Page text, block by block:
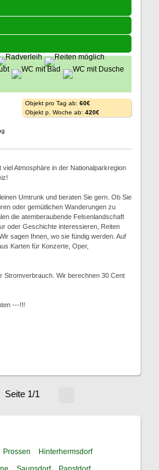
Objekt pro Tag ab: 60€
Objekt p. Woche ab: 420€
Atmosphäre in der Nationalparkregion
Umtrunk und beraten Sie gern. Ob Sie
oder gemütlichen Wanderungen zu
die atemberaubende Felsenlandschaft
oder Geschichte interessieren, Reiten
sagen Ihnen, wo sie fündig werden. Auf
Karten für Konzerte, Oper,
Stromverbrauch. Wir berechnen 30 Cent
---!!!
Seite 1/1
Prossen
Hinterhermsdorf